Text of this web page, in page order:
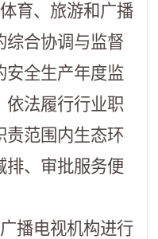
育、旅游和广播
综合协调与监督
安全生产年度监
依法履行行业职
责范围内生态环
排、审批服务便
播电视机构进行